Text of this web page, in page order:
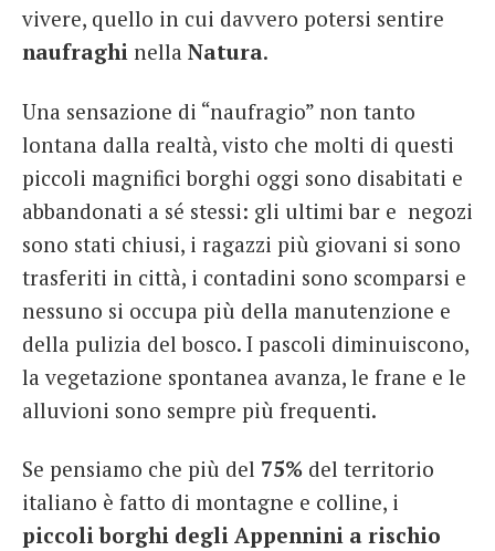
vivere, quello in cui davvero potersi sentire
naufraghi nella Natura.
Una sensazione di “naufragio” non tanto
lontana dalla realtà, visto che molti di questi
piccoli magnifici borghi oggi sono disabitati e
abbandonati a sé stessi: gli ultimi bar e negozi
sono stati chiusi, i ragazzi più giovani si sono
trasferiti in città, i contadini sono scomparsi e
nessuno si occupa più della manutenzione e
della pulizia del bosco. I pascoli diminuiscono,
la vegetazione spontanea avanza, le frane e le
alluvioni sono sempre più frequenti.
Se pensiamo che più del 75% del territorio
italiano è fatto di montagne e colline, i
piccoli borghi degli Appennini a rischio